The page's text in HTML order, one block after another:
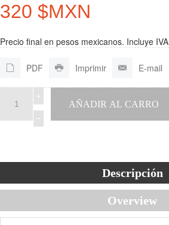
320 $MXN
Precio final en pesos mexicanos. Incluye IVA
PDF Imprimir E-mail
Descripción
Overview